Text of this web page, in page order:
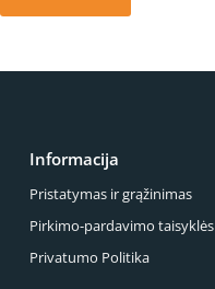
Informacija
Pristatymas ir grąžinimas
Pirkimo-pardavimo taisyklės
Privatumo Politika